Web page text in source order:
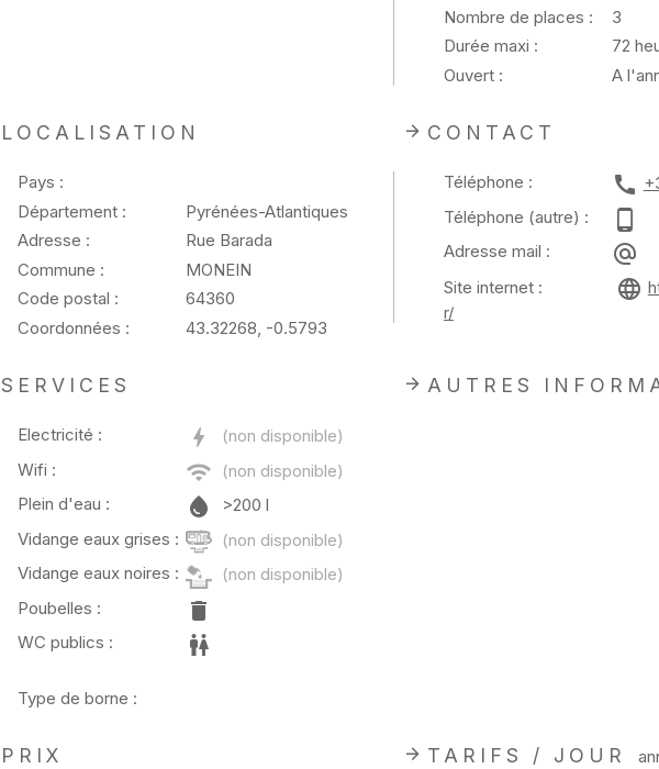
Nombre de places :
3
Durée maxi :
72
Ouvert :
A
LOCALISATION
Pays :
Département :
Pyrénées-Atlantiques
Adresse :
Rue Barada
Commune :
MONEIN
Code postal :
64360
Coordonnées :
43.32268, -0.5793
CONTACT
Téléphone :
Téléphone (autre) :
Adresse mail :
Site internet :
r/
SERVICES
Electricité :
Wifi :
Plein d'eau :
>200 l
Vidange eaux grises :
Vidange eaux noires :
Poubelles :
WC publics :
Type de borne :
AUTRES
PRIX TARIFS / JOUR